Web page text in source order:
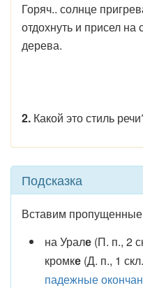
Горяч.. солнце
отдохнуть и присел на
дерева.
2. Какой это стиль
Подсказка
Вставим
на Урале(П. п., 2
кромке(Д. п., 1
падежные